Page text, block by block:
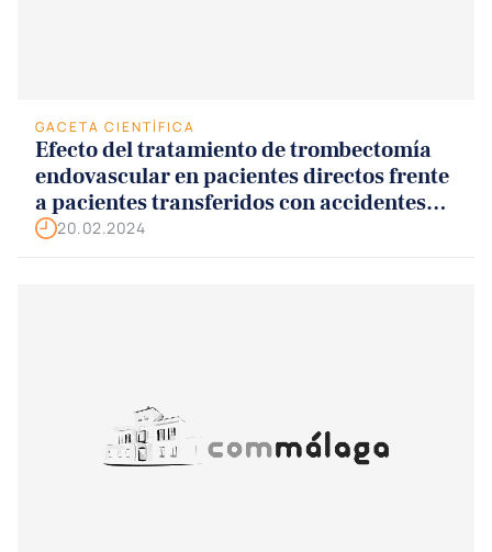
GACETA CIENTÍFICA
Efecto del tratamiento de trombectomía
endovascular en pacientes directos frente
a pacientes transferidos con accidentes
cerebrovasculares isquémicos grandes
20.02.2024